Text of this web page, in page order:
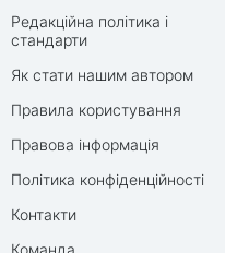
Редакційна політика і
стандарти
Як стати нашим автором
Правила користування
Правова інформація
Політика конфіденційності
Контакти